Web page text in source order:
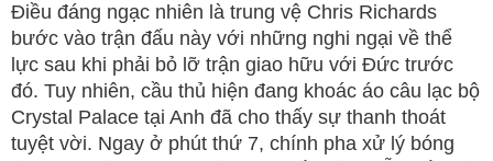
Điều đáng ngạc nhiên là trung vệ Chris Richards
bước vào trận đấu này với những nghi ngại về thể
lực sau khi phải bỏ lỡ trận giao hữu với Đức trước
đó. Tuy nhiên, cầu thủ hiện đang khoác áo câu lạc bộ
Crystal Palace tại Anh đã cho thấy sự thanh thoát
tuyệt vời. Ngay ở phút thứ 7, chính pha xử lý bóng